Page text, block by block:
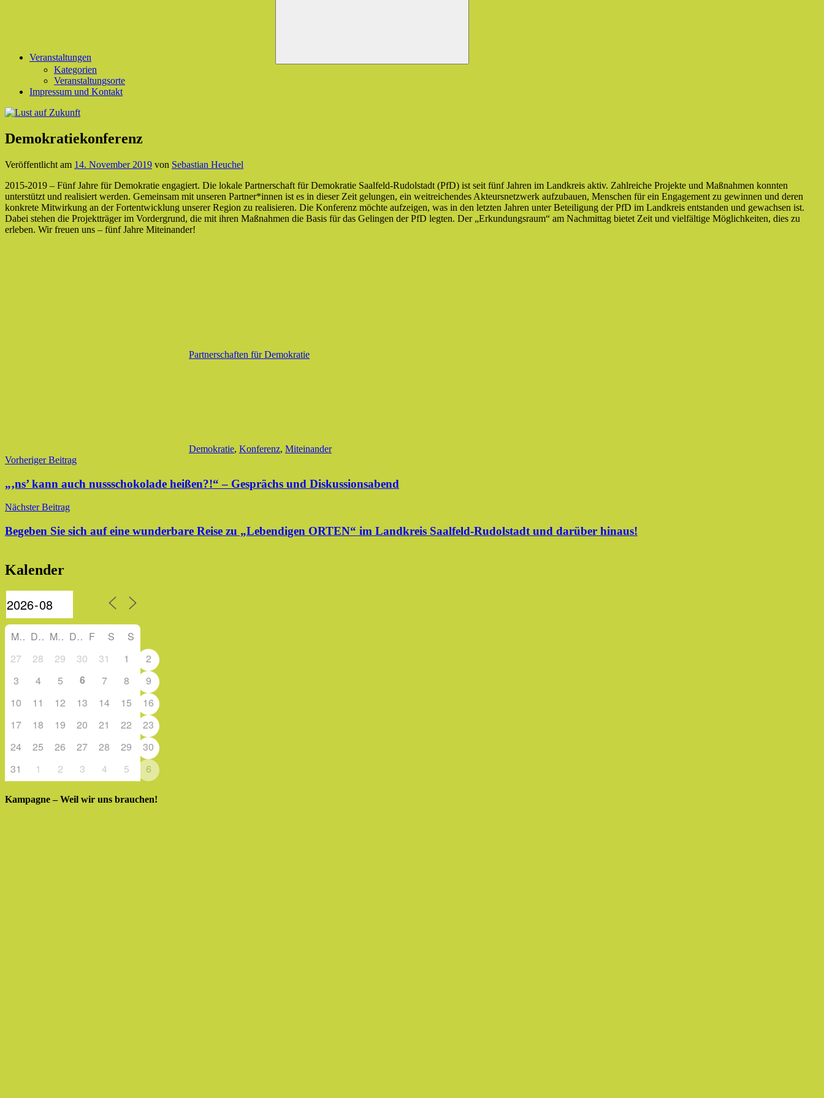
Veranstaltungen
Kategorien
Veranstaltungsorte
Impressum und Kontakt
Demokratiekonferenz
Veröffentlicht am 14. November 2019 von Sebastian Heuchel
2015-2019 – Fünf Jahre für Demokratie engagiert. Die lokale Partnerschaft für Demokratie Saalfeld-Rudolstadt (PfD) ist seit fünf Jahren im Landkreis aktiv. Zahlreiche Projekte und Maßnahmen konnten
unterstützt und realisiert werden. Gemeinsam mit unseren Partner*innen ist es in dieser Zeit gelungen, ein weitreichendes Akteursnetzwerk aufzubauen, Menschen für ein Engagement zu gewinnen und deren
konkrete Mitwirkung an der Fortentwicklung unserer Region zu realisieren. Die Konferenz möchte aufzeigen, was in den letzten Jahren unter Beteiligung der PfD im Landkreis entstanden und gewachsen ist.
Dabei stehen die Projektträger im Vordergrund, die mit ihren Maßnahmen die Basis für das Gelingen der PfD legten. Der „Erkundungsraum“ am Nachmittag bietet Zeit und vielfältige Möglichkeiten, dies zu
erleben. Wir freuen uns – fünf Jahre Miteinander!
Partnerschaften für Demokratie
Demokratie, Konferenz, Miteinander
Beitragsnavigation
Vorheriger Beitrag
„‚ns’ kann auch nussschokolade heißen?!“ – Gesprächs und Diskussionsabend
Nächster Beitrag
Begeben Sie sich auf eine wunderbare Reise zu „Lebendigen ORTEN“ im Landkreis Saalfeld-Rudolstadt und darüber hinaus!
Kalender
M D M D F S
S
27
28 29 30 31 1
2
3
4 5 6 7 8
9
10
11 12 13 14 15
16
17
18 19 20 21 22
23
24
25 26 27 28 29
30
31
1 2 3 4 5 6
Kampagne – Weil wir uns brauchen!